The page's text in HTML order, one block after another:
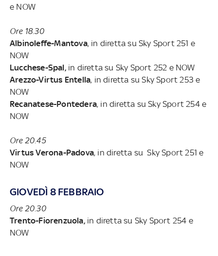
e NOW
Ore 18.30
Albinoleffe-Mantova, in diretta su Sky Sport 251 e
NOW
Lucchese-Spal,in diretta su Sky Sport 252 e NOW
Arezzo-Virtus Entella, in diretta su Sky Sport 253 e
NOW
Recanatese-Pontedera, in diretta su Sky Sport 254 e
NOW
Ore 20.45
Virtus Verona-Padova, in diretta su Sky Sport 251 e
NOW
GIOVEDÌ 8 FEBBRAIO
Ore 20.30
Trento-Fiorenzuola, in diretta su Sky Sport 254 e
NOW